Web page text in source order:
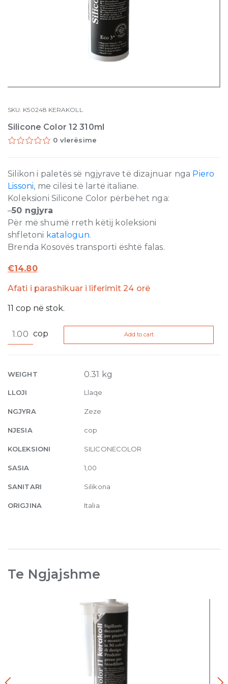
SKU: K50248 KERAKOLL
Silicone Color 12 310ml
0 vlerësime
Silikon i paletës së ngjyrave të dizajnuar nga Piero
Lissoni, me cilësi të lartë italiane.
Koleksioni Silicone Color përbëhet nga:
–50 ngjyra
Për më shumë rreth këtij koleksioni
shfletoni katalogun.
Brenda Kosovës transporti është falas.
€14.80
Afati i parashikuar i liferimit 24 orë
11 cop në stok.
Color
quantity
cop Add to cart
WEIGHT 0.31 kg
LLOJI Llaqe
NGJYRA Zeze
NJESIA cop
KOLEKSIONI SILICONECOLOR
SASIA 1,00
SANITARI Silikona
ORIGJINA Italia
Te Ngjajshme